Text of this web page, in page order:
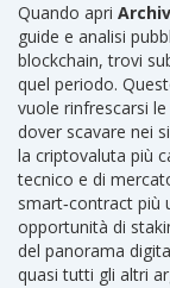
Quando apri
guide e analisi
blockchain, trovi
quel periodo.
vuole rinfrescarsi
dover scavare nei
la criptovaluta più
tecnico e di
smart‑contract più
opportunità di
del panorama
quasi tutti gli altri